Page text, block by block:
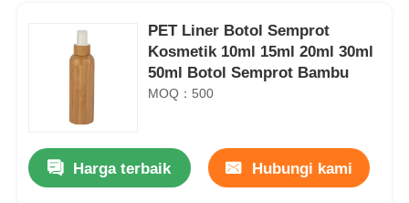
PET Liner Botol Semprot
Kosmetik 10ml 15ml 20ml 30ml
50ml Botol Semprot Bambu
MOQ：500
Harga terbaik Hubungi kami